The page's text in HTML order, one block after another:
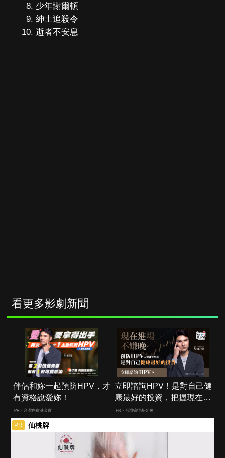
少年謝爾頓
紳士追殺令
逝者不安息
看更多影劇新聞
伴侶和妳一起預防HPV，才
有資格說愛妳！
PR・台灣癌症基金會
立即諮詢HPV！是對自己健
康最好的投資，把握現在不
嫌晚！
PR・台灣癌症基金會
PR 仙桃牌